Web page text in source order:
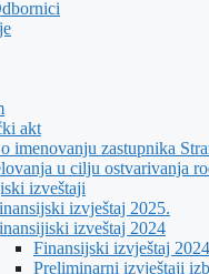
akt
imenovanju zastupnika
u cilju ostvarivanja
izveštaji
izvještaj 2025.
izveštaj 2024
Finansijski izvještaj
Preliminarni izvještaji